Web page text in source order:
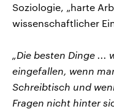
Soziologie, „harte
wissenschaftlicher
„Die besten Dinge ...
eingefallen, wenn
Schreibtisch und
Fragen nicht hinter